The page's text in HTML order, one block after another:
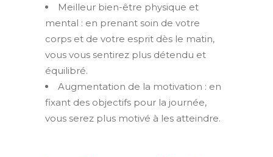
Meilleur bien-être physique et
mental : en prenant soin de votre
corps et de votre esprit dès le matin,
vous vous sentirez plus détendu et
équilibré.
Augmentation de la motivation : en
fixant des objectifs pour la journée,
vous serez plus motivé à les atteindre.